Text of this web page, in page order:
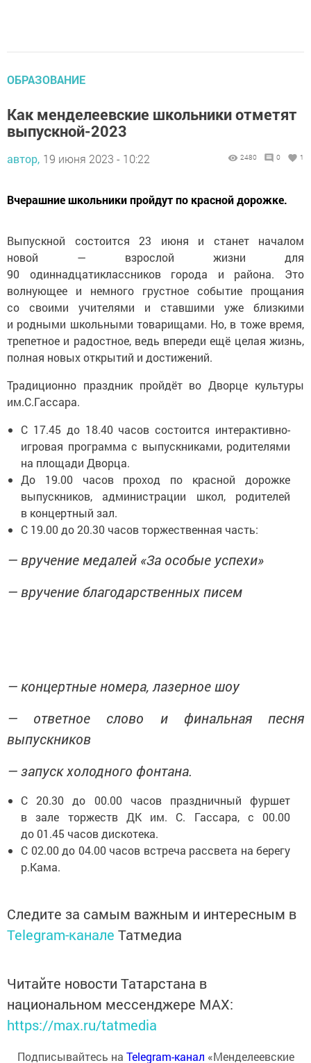
ОБРАЗОВАНИЕ
Как менделеевские школьники отметят
выпускной-2023
автор, 19 июня 2023 - 10:22 2480 0 1
Вчерашние школьники пройдут по красной дорожке.
Выпускной состоится 23 июня и станет началом
новой — взрослой жизни для
90 одиннадцатиклассников города и района. Это
волнующее и немного грустное событие прощания
со своими учителями и ставшими уже близкими
и родными школьными товарищами. Но, в тоже время,
трепетное и радостное, ведь впереди ещё целая жизнь,
полная новых открытий и достижений.
Традиционно праздник пройдёт во Дворце культуры
им.С.Гассара.
С 17.45 до 18.40 часов состоится интерактивно-
игровая программа с выпускниками, родителями
на площади Дворца.
До 19.00 часов проход по красной дорожке
выпускников, администрации школ, родителей
в концертный зал.
С 19.00 до 20.30 часов торжественная часть:
— вручение медалей «За особые успехи»
— вручение благодарственных писем
— концертные номера, лазерное шоу
— ответное слово и финальная песня
выпускников
— запуск холодного фонтана.
С 20.30 до 00.00 часов праздничный фуршет
в зале торжеств ДК им. С. Гассара, с 00.00
до 01.45 часов дискотека.
С 02.00 до 04.00 часов встреча рассвета на берегу
р.Кама.
Следите за самым важным и интересным в
Telegram-канале Татмедиа
Читайте новости Татарстана в
национальном мессенджере MАХ:
https://max.ru/tatmedia
Подписывайтесь на Telegram-канал «Менделеевские